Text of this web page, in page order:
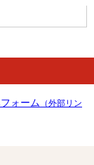
ォーム （外部リン